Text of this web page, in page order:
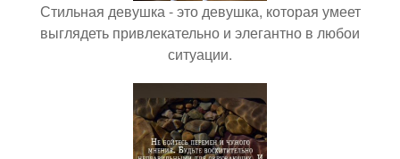
Стильная девушка - это девушка, которая умеет
выглядеть привлекательно и элегантно в любои
ситуации.